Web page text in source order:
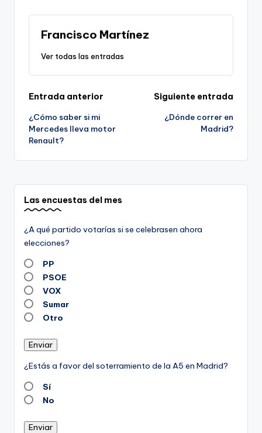
Francisco Martínez
Ver todas las entradas
Navegación
de
entradas
Entrada anterior
¿Cómo saber si mi
Mercedes lleva motor
Renault?
Siguiente entrada
¿Dónde correr en
Madrid?
Las encuestas del mes
¿A qué partido votarías si se celebrasen ahora
elecciones?
PP
PSOE
VOX
Sumar
Otro
Enviar
¿Estás a favor del soterramiento de la A5 en Madrid?
Sí
No
Enviar